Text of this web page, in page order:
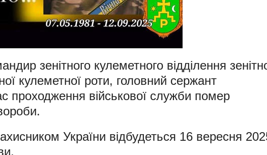
зенітного кулеметного відділення
кулеметної роти, головний сержант
військової служби помер
України відбудеться 16 вересня